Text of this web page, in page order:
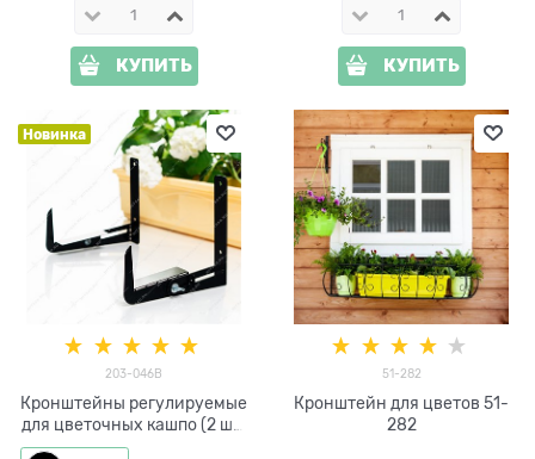
КУПИТЬ КУПИТЬ
Новинка
203-046B
Кронштейны регулируемые
для цветочных кашпо (2 шт)
203-046
51-282
Кронштейн для цветов 51-
282